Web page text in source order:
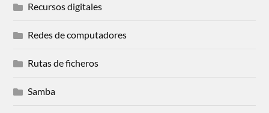
Recursos digitales
Redes de computadores
Rutas de ficheros
Samba